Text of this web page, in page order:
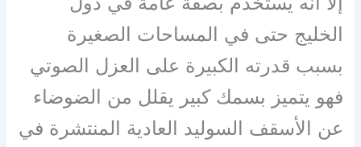
الخليج حتى في المساحات الصغيرة
بسبب قدرته الكبيرة على العزل الصوتي
فهو يتميز بسمك كبير يقلل من الضوضاء
عن الأسقف السوليد العادية المنتشرة في